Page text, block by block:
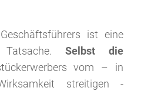
ist eine
Tatsache. Selbst die
vom – in
streitigen -